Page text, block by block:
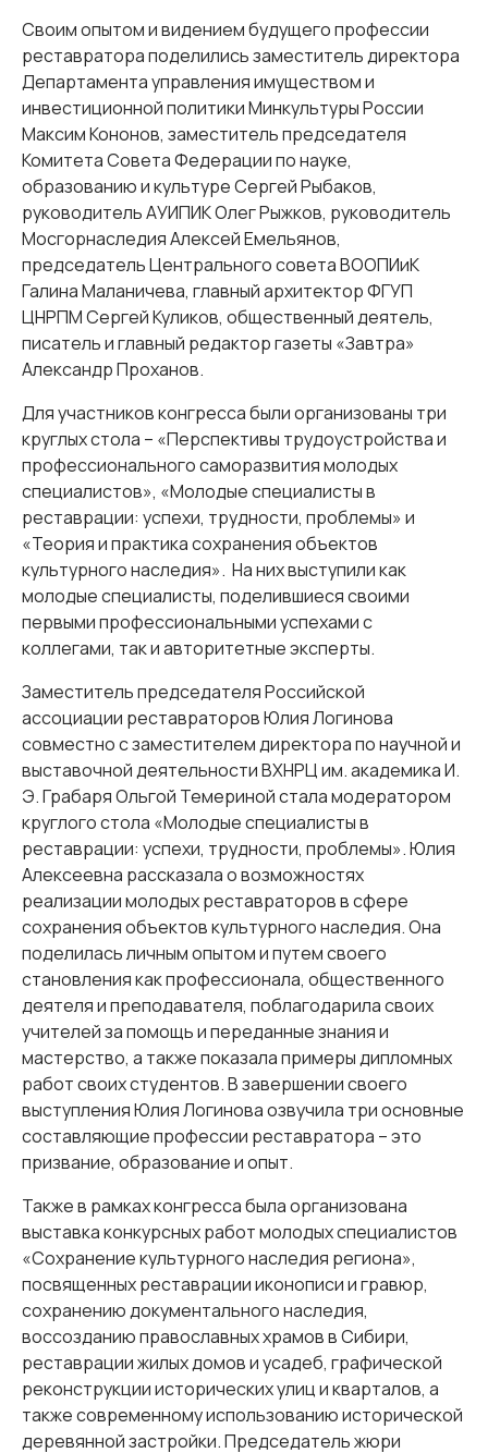
Своим опытом и видением будущего профессии
реставратора поделились заместитель директора
Департамента управления имуществом и
инвестиционной политики Минкультуры России
Максим Кононов, заместитель председателя
Комитета Совета Федерации по науке,
образованию и культуре Сергей Рыбаков,
руководитель АУИПИК Олег Рыжков, руководитель
Мосгорнаследия Алексей Емельянов,
председатель Центрального совета ВООПИиК
Галина Маланичева, главный архитектор ФГУП
ЦНРПМ Сергей Куликов, общественный деятель,
писатель и главный редактор газеты «Завтра»
Александр Проханов.
Для участников конгресса были организованы три
круглых стола – «Перспективы трудоустройства и
профессионального саморазвития молодых
специалистов», «Молодые специалисты в
реставрации: успехи, трудности, проблемы» и
«Теория и практика сохранения объектов
культурного наследия». На них выступили как
молодые специалисты, поделившиеся своими
первыми профессиональными успехами с
коллегами, так и авторитетные эксперты.
Заместитель председателя Российской
ассоциации реставраторов Юлия Логинова
совместно с заместителем директора по научной и
выставочной деятельности ВХНРЦ им. академика И.
Э. Грабаря Ольгой Темериной стала модератором
круглого стола «Молодые специалисты в
реставрации: успехи, трудности, проблемы». Юлия
Алексеевна рассказала о возможностях
реализации молодых реставраторов в сфере
сохранения объектов культурного наследия. Она
поделилась личным опытом и путем своего
становления как профессионала, общественного
деятеля и преподавателя, поблагодарила своих
учителей за помощь и переданные знания и
мастерство, а также показала примеры дипломных
работ своих студентов. В завершении своего
выступления Юлия Логинова озвучила три основные
составляющие профессии реставратора – это
призвание, образование и опыт.
Также в рамках конгресса была организована
выставка конкурсных работ молодых специалистов
«Сохранение культурного наследия региона»,
посвященных реставрации иконописи и гравюр,
сохранению документального наследия,
воссозданию православных храмов в Сибири,
реставрации жилых домов и усадеб, графической
реконструкции исторических улиц и кварталов, а
также современному использованию исторической
деревянной застройки. Председатель жюри